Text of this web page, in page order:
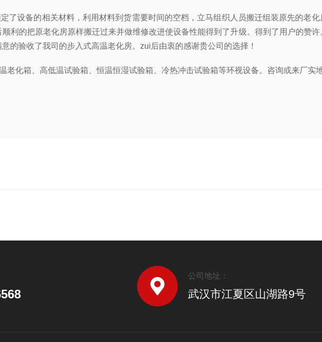
设备的相关材料，利用材料到货需要时间的空档，立马组织人员搬迁组装原先的老化
利的把原老化房原样搬迁过来并做维修改进使设备性能得到了升级。得到了用户的赞
的验收了我司的步入式高温老化房。zui后由衷的感谢贵公司的选择！
化箱、高低温试验箱、恒温恒湿试验箱、冷热冲击试验箱等环视设备。咨询或来厂实
公司地址：
武汉市江夏区山湖路9号